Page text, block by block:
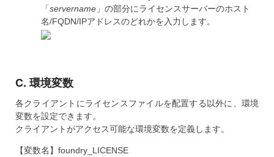
「servername 」の部分にライセンスサーバーのホスト
名/FQDN/IPアドレスのどれかを入力します。
C. 環境変数
各クライアントにライセンスファイルを配置する以外に、環境
変数を設定できます。
クライアントがアクセス可能な環境変数を定義します。
【変数名】foundry_LICENSE